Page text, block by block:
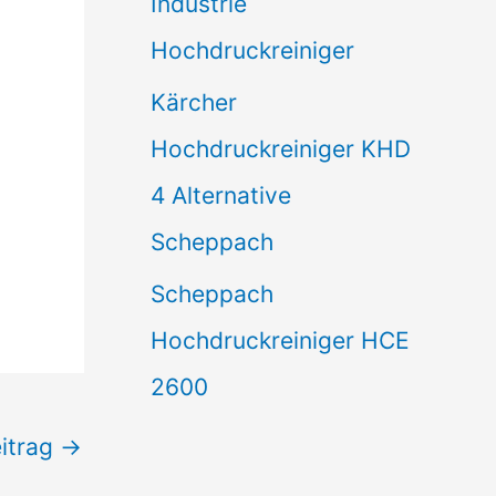
→
Hochdruckreiniger
Kärcher
Hochdruckreiniger KHD
4 Alternative
Scheppach
Scheppach
Hochdruckreiniger HCE
2600